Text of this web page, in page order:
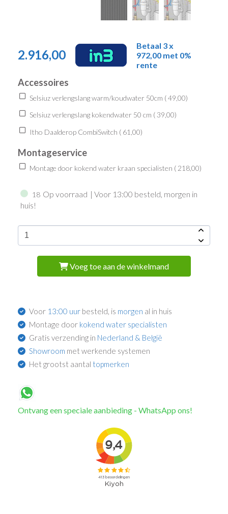
2.916,00
Betaal 3 x
972,00 met 0%
rente
Accessoires
Selsiuz verlengslang warm/koudwater 50cm (49,00)
Selsiuz verlengslang kokendwater 50 cm (39,00)
Itho Daalderop CombiSwitch ( 61,00)
Montageservice
Montage door kokend water kraan specialisten ( 218,00)
18 Op voorraad | Voor 13:00 besteld, morgen in
huis!
Voeg toe aan de winkelmand
Voor 13:00 uur besteld, is morgen al in huis
Montage door kokend water specialisten
Gratis verzending in Nederland & België
Showroom met werkende systemen
Het grootst aantal topmerken
Ontvang een speciale aanbieding - WhatsApp ons!